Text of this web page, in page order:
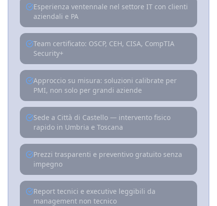
Esperienza ventennale nel settore IT con clienti
aziendali e PA
Team certificato: OSCP, CEH, CISA, CompTIA
Security+
Approccio su misura: soluzioni calibrate per
PMI, non solo per grandi aziende
Sede a Città di Castello — intervento fisico
rapido in Umbria e Toscana
Prezzi trasparenti e preventivo gratuito senza
impegno
Report tecnici e executive leggibili da
management non tecnico